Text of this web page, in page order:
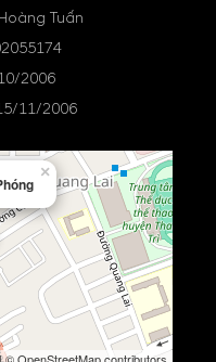
Tuấn
2006
11/2006
×